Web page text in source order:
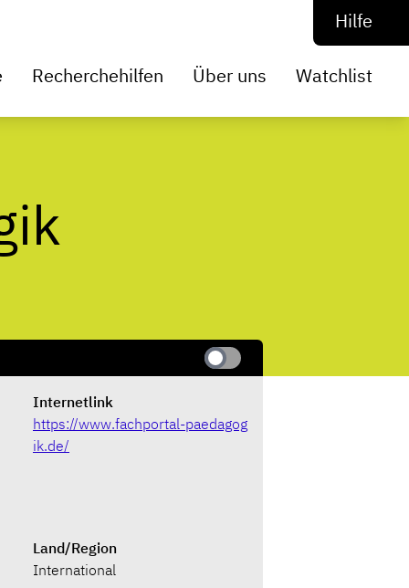
Hilfe
Recherchehilfen Über uns Watchlist
Internetlink
https://www.fachportal-paedagog
ik.de/
Land/Region
International